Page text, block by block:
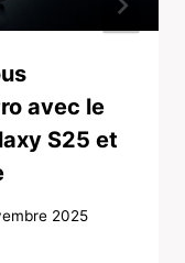
avec le
S25 et
2025